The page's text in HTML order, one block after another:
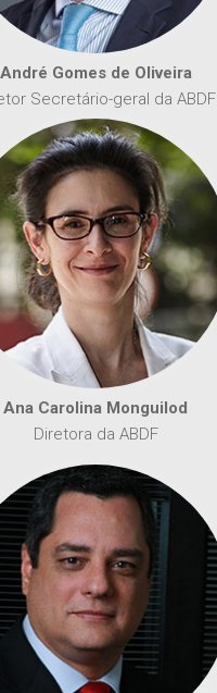
André Gomes de Oliveira
Secretário-geral da ABDF
Ana Carolina Monguilod
Diretora da ABDF